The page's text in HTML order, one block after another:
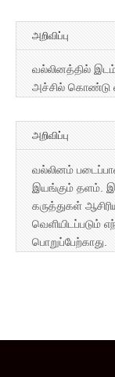
அறிவிப்பு
வல்லினத்தில்
அச்சில் கொண்டு
அறிவிப்பு
வல்லினம்
இயங்கும் தளம்.
கருத்துகள்
வெளியிடப்படும்
பொறுப்பேற்காது.